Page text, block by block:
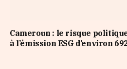
Cameroun : le risque
à l’émission ESG d’environ